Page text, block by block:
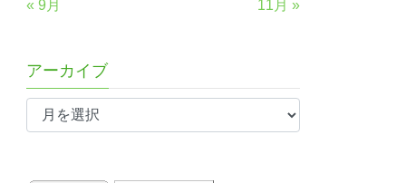
« 9月 11月 »
アーカイブ
ア